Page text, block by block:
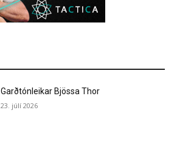
Garðtónleikar Bjössa Thor
23. júlí 2026